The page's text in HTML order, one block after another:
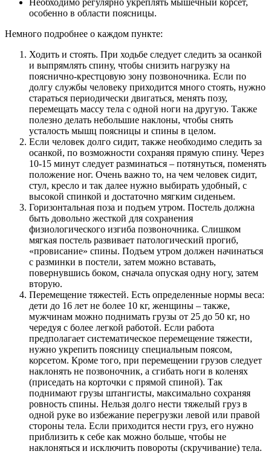
Необходимо регулярно укреплять мышечный корсет,
особенно в области поясницы.
Немного подробнее о каждом пункте:
Ходить и стоять. При ходьбе следует следить за осанкой
и выпрямлять спину, чтобы снизить нагрузку на
пояснично-крестцовую зону позвоночника. Если по
долгу службы человеку приходится много стоять, нужно
стараться периодически двигаться, менять позу,
перемещать массу тела с одной ноги на другую. Также
полезно делать небольшие наклоны, чтобы снять
усталость мышц поясницы и спины в целом.
Если человек долго сидит, также необходимо следить за
осанкой, по возможности сохраняя прямую спину. Через
10-15 минут следует разминаться – потянуться, поменять
положение ног. Очень важно то, на чем человек сидит,
стул, кресло и так далее нужно выбирать удобный, с
высокой спинкой и достаточно мягким сиденьем.
Горизонтальная поза и подъем утром. Постель должна
быть довольно жесткой для сохранения
физиологического изгиба позвоночника. Слишком
мягкая постель развивает патологический прогиб,
«провисание» спины. Подъем утром должен начинаться
с разминки в постели, затем можно вставать,
повернувшись боком, сначала опуская одну ногу, затем
вторую.
Перемещение тяжестей. Есть определенные нормы веса:
дети до 16 лет не более 10 кг, женщины – также,
мужчинам можно поднимать грузы от 25 до 50 кг, но
чередуя с более легкой работой. Если работа
предполагает систематическое перемещение тяжести,
нужно укрепить поясницу специальным поясом,
корсетом. Кроме того, при перемещении грузов следует
наклонять не позвоночник, а сгибать ноги в коленях
(приседать на корточки с прямой спиной). Так
поднимают грузы штангисты, максимально сохраняя
ровность спины. Нельзя долго нести тяжелый груз в
одной руке во избежание перегрузки левой или правой
стороны тела. Если приходится нести груз, его нужно
приблизить к себе как можно больше, чтобы не
наклоняться и исключить повороты (скручивание) тела.